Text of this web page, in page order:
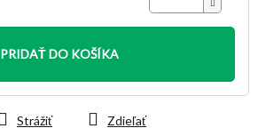
PRIDAŤ DO KOŠÍKA
Strážiť Zdieľať